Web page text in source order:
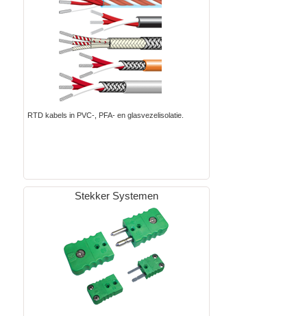
RTD kabels in PVC-, PFA- en glasvezelisolatie.
Stekker Systemen